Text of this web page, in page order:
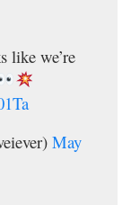
like we’re
May